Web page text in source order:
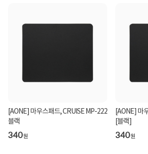
[AONE] 마우스패드, CRUISE MP-222
블랙
340원
[AONE] 마
[블랙]
340원